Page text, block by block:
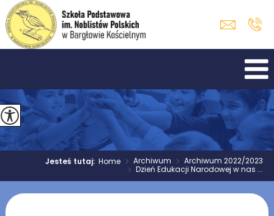
Jesteś tutaj:Home > Archiwum > Archiwum 2022/2023
> Dzień Edukacji Narodowej w nas ...